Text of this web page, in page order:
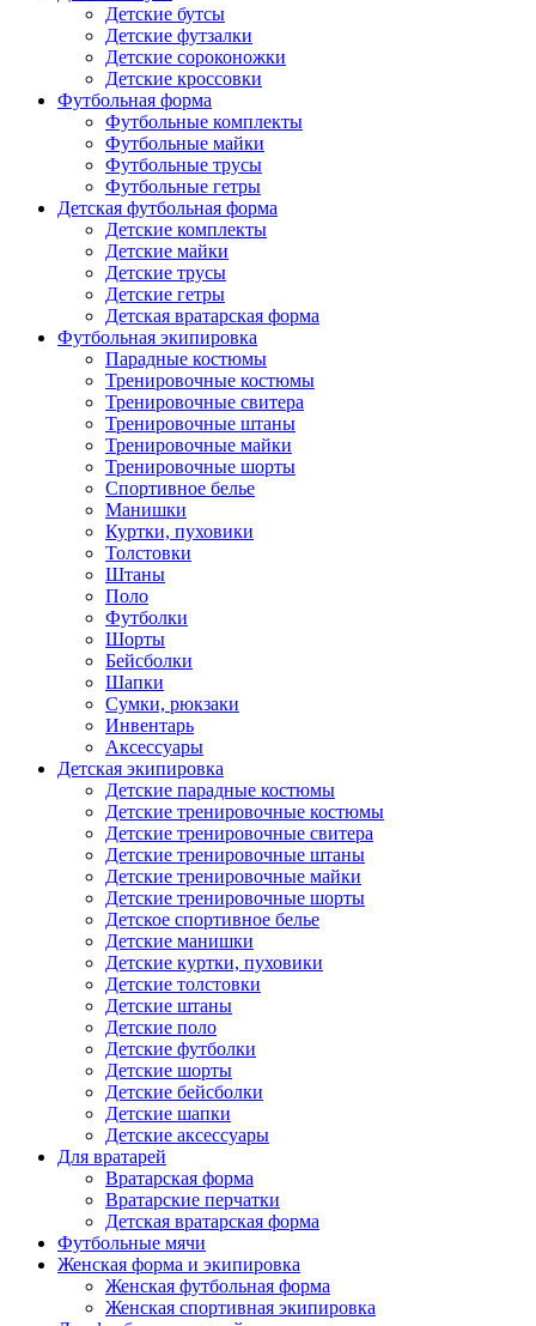
Детские бутсы
Детские футзалки
Детские сороконожки
Детские кроссовки
Футбольная форма
Футбольные комплекты
Футбольные майки
Футбольные трусы
Футбольные гетры
Детская футбольная форма
Детские комплекты
Детские майки
Детские трусы
Детские гетры
Детская вратарская форма
Футбольная экипировка
Парадные костюмы
Тренировочные костюмы
Тренировочные свитера
Тренировочные штаны
Тренировочные майки
Тренировочные шорты
Спортивное белье
Манишки
Куртки, пуховики
Толстовки
Штаны
Поло
Футболки
Шорты
Бейсболки
Шапки
Сумки, рюкзаки
Инвентарь
Аксессуары
Детская экипировка
Детские парадные костюмы
Детские тренировочные костюмы
Детские тренировочные свитера
Детские тренировочные штаны
Детские тренировочные майки
Детские тренировочные шорты
Детское спортивное белье
Детские манишки
Детские куртки, пуховики
Детские толстовки
Детские штаны
Детские поло
Детские футболки
Детские шорты
Детские бейсболки
Детские шапки
Детские аксессуары
Для вратарей
Вратарская форма
Вратарские перчатки
Детская вратарская форма
Футбольные мячи
Женская форма и экипировка
Женская футбольная форма
Женская спортивная экипировка